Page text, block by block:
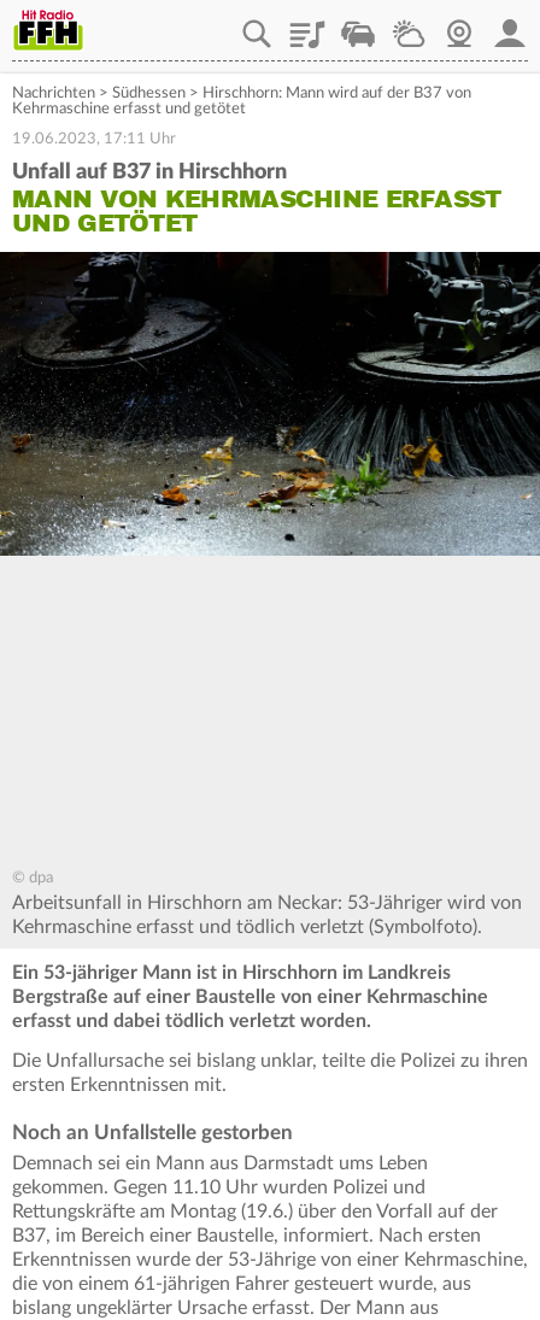
PlaylistStaupilotWetterWebcam
Nachrichten > Südhessen > Hirschhorn: Mann wird auf der B37 von
Kehrmaschine erfasst und getötet
19.06.2023, 17:11 Uhr
Unfall auf B37 in Hirschhorn
MANN VON KEHRMASCHINE ERFASST
UND GETÖTET
© dpa
Arbeitsunfall in Hirschhorn am Neckar: 53-Jähriger wird von
Kehrmaschine erfasst und tödlich verletzt (Symbolfoto).
Ein 53-jähriger Mann ist in Hirschhorn im Landkreis
Bergstraße auf einer Baustelle von einer Kehrmaschine
erfasst und dabei tödlich verletzt worden.
Die Unfallursache sei bislang unklar, teilte die Polizei zu ihren
ersten Erkenntnissen mit.
Noch an Unfallstelle gestorben
Demnach sei ein Mann aus Darmstadt ums Leben
gekommen. Gegen 11.10 Uhr wurden Polizei und
Rettungskräfte am Montag (19.6.) über den Vorfall auf der
B37, im Bereich einer Baustelle, informiert. Nach ersten
Erkenntnissen wurde der 53-Jährige von einer Kehrmaschine,
die von einem 61-jährigen Fahrer gesteuert wurde, aus
bislang ungeklärter Ursache erfasst. Der Mann aus